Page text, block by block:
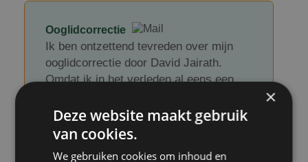
Ooglidcorrectie
Ik ben ontzettend tevreden over mijn
ooglidcorrectie door David Jairath.
Omdat ik in het verleden al eens een
een goed beeld van wat ik kon
verwachten. Juist daardoor viel deze
×
Deze website maakt gebruik
van cookies.
We gebruiken cookies om inhoud en